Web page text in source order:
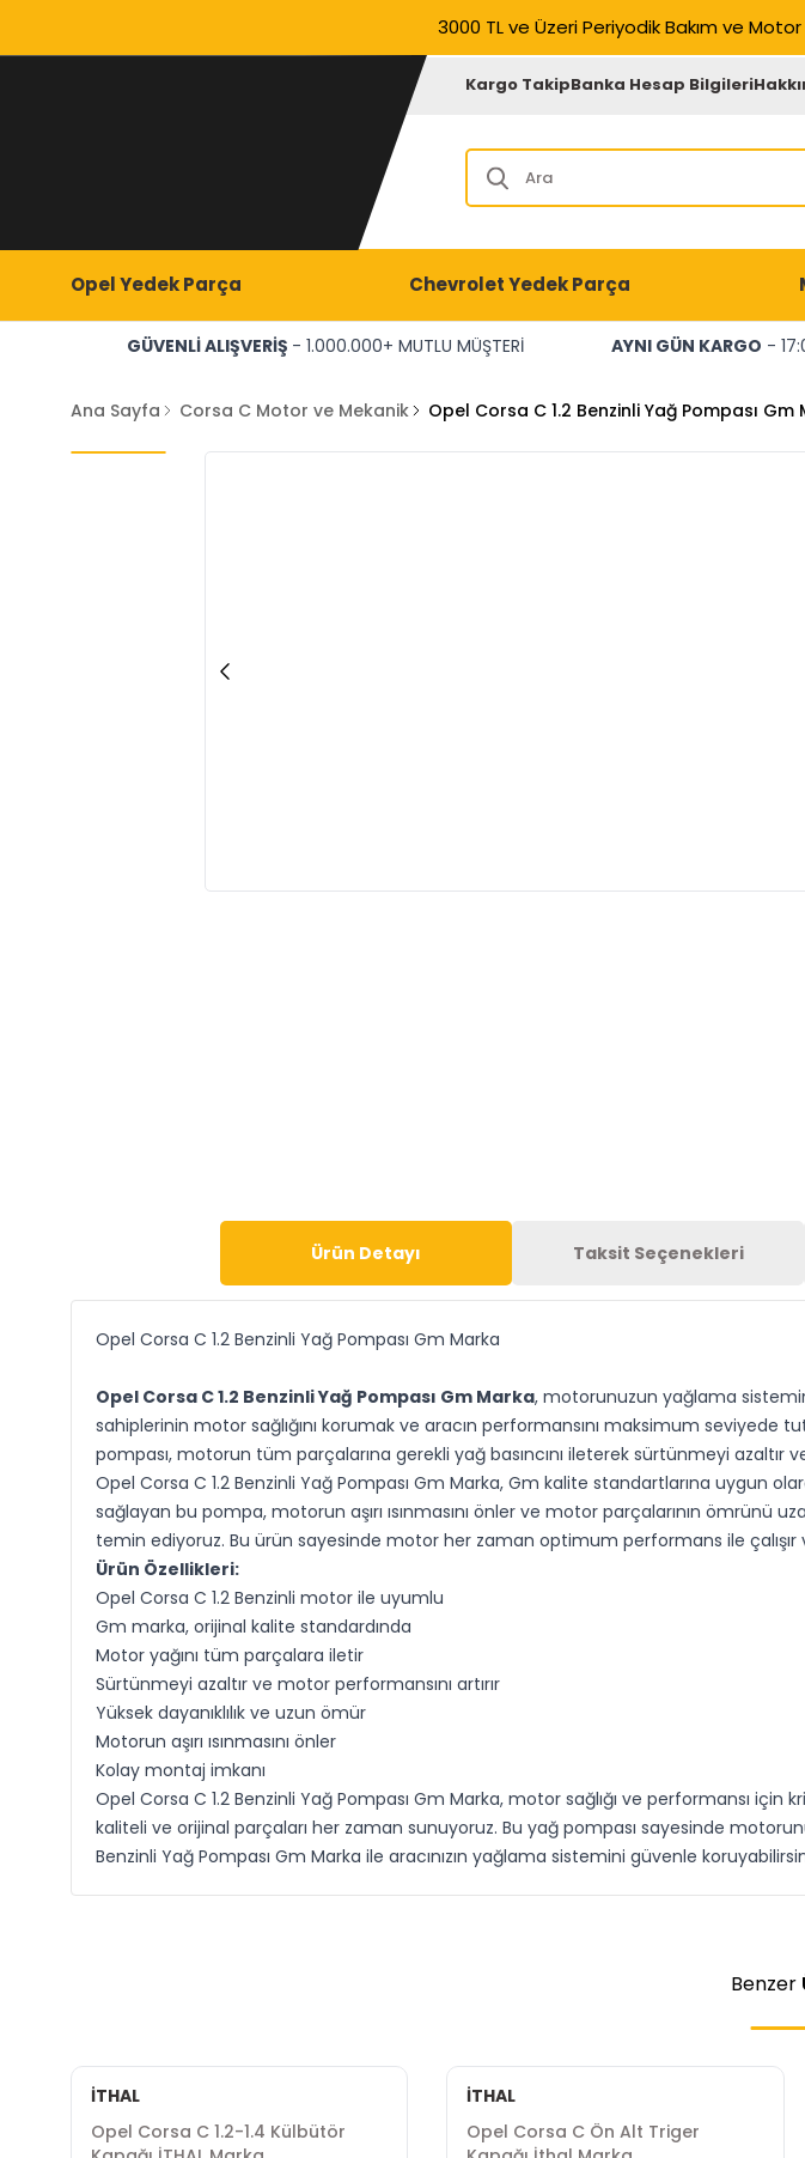
3000 TL ve Üzeri Periyodik Bakım ve
Kargo TakipBanka Hesap Bilgileri
Opel Yedek Parça Chevrolet Yedek Parça
GÜVENLİ ALIŞVERİŞ - 1.000.000+ MUTLU MÜŞTERİ AYNI GÜN KARGO -
Ana Sayfa Corsa C Motor ve Mekanik Opel Corsa C 1.2 Benzinli Yağ Pompası Gm
Ürün Detayı Taksit Seçenekleri
Opel Corsa C 1.2 Benzinli Yağ Pompası Gm Marka
Opel Corsa C 1.2 Benzinli Yağ Pompası Gm Marka, motorunuzun yağlama
sahiplerinin motor sağlığını korumak ve aracın performansını maksimum
pompası, motorun tüm parçalarına gerekli yağ basıncını ileterek sürtünmeyi azaltır
Opel Corsa C 1.2 Benzinli Yağ Pompası Gm Marka, Gm kalite standartlarına uygun
sağlayan bu pompa, motorun aşırı ısınmasını önler ve motor parçalarının ömrünü
temin ediyoruz. Bu ürün sayesinde motor her zaman optimum performans ile çalışır
Ürün Özellikleri:
Opel Corsa C 1.2 Benzinli motor ile uyumlu
Gm marka, orijinal kalite standardında
Motor yağını tüm parçalara iletir
Sürtünmeyi azaltır ve motor performansını artırır
Yüksek dayanıklılık ve uzun ömür
Motorun aşırı ısınmasını önler
Kolay montaj imkanı
Opel Corsa C 1.2 Benzinli Yağ Pompası Gm Marka, motor sağlığı ve performansı
kaliteli ve orijinal parçaları her zaman sunuyoruz. Bu yağ pompası sayesinde
Benzinli Yağ Pompası Gm Marka ile aracınızın yağlama sistemini güvenle
Benzer
İTHAL
Opel Corsa C 1.2-1.4 Külbütör
İTHAL
Opel Corsa C Ön Alt Triger